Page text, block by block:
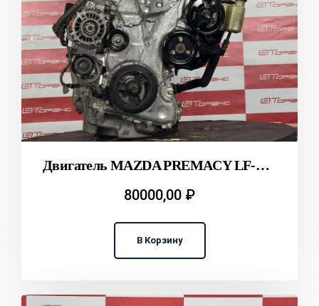
Двигатель MAZDA PREMACY LF-VE CREW T2311982
80000,00 ₽
В Корзину